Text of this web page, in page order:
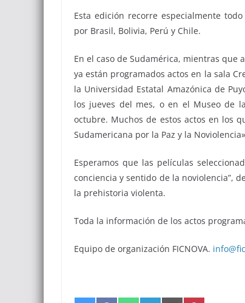
Esta edición recorre especialmente
por Brasil, Bolivia, Perú y Chile.
En el caso de Sudamérica, mientras que
ya están programados actos en la sala
la Universidad Estatal Amazónica de
los jueves del mes, o en el Museo de
octubre. Muchos de estos actos en los
Sudamericana por la Paz y la
Esperamos que las películas
conciencia y sentido de la noviolencia”,
la prehistoria violenta.
Toda la información de los actos
Equipo de organización FICNOVA.